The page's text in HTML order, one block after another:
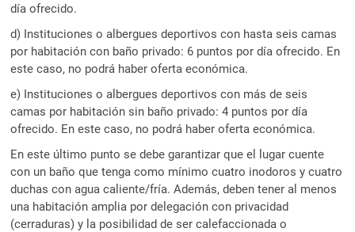
día ofrecido.
d) Instituciones o albergues deportivos con hasta seis camas
por habitación con baño privado: 6 puntos por día ofrecido. En
este caso, no podrá haber oferta económica.
e) Instituciones o albergues deportivos con más de seis
camas por habitación sin baño privado: 4 puntos por día
ofrecido. En este caso, no podrá haber oferta económica.
En este último punto se debe garantizar que el lugar cuente
con un baño que tenga como mínimo cuatro inodoros y cuatro
duchas con agua caliente/fría. Además, deben tener al menos
una habitación amplia por delegación con privacidad
(cerraduras) y la posibilidad de ser calefaccionada o